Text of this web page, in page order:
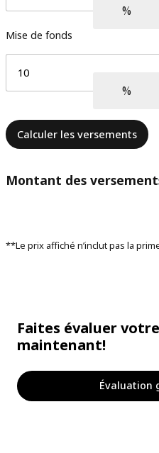
Mise de fonds
Calculer les versements
Montant des
**Le prix affiché n’inclut pas la
Faites évaluer
maintenant!